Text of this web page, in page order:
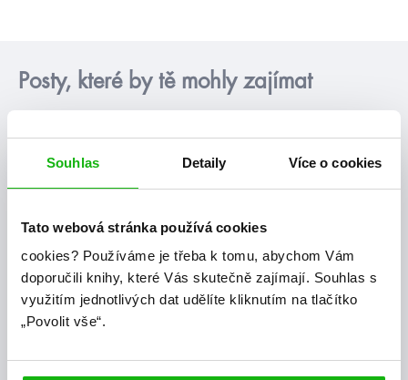
Souhlas Detaily Více o cookies
Tato webová stránka používá cookies
cookies? Používáme je třeba k tomu, abychom Vám
doporučili knihy, které Vás skutečně zajímají. Souhlas s
využitím jednotlivých dat udělíte kliknutím na tlačítko
„Povolit vše“.
Posty, které by tě mohly zajímat